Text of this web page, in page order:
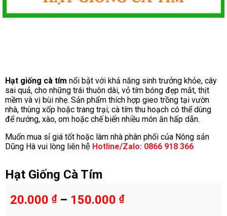
Hạt giống cà tím nổi bật với khả năng sinh trưởng khỏe, cây
sai quả, cho những trái thuôn dài, vỏ tím bóng đẹp mắt, thịt
mềm và vị bùi nhẹ. Sản phẩm thích hợp gieo trồng tại vườn
nhà, thùng xốp hoặc trang trại; cà tím thu hoạch có thể dùng
để nướng, xào, om hoặc chế biến nhiều món ăn hấp dẫn.
Muốn mua sỉ giá tốt hoặc làm nhà phân phối của Nông sản
Dũng Hà vui lòng liên hệ Hotline/Zalo: 0866 918 366
Hạt Giống Cà Tím
20.000 ₫– 150.000 ₫